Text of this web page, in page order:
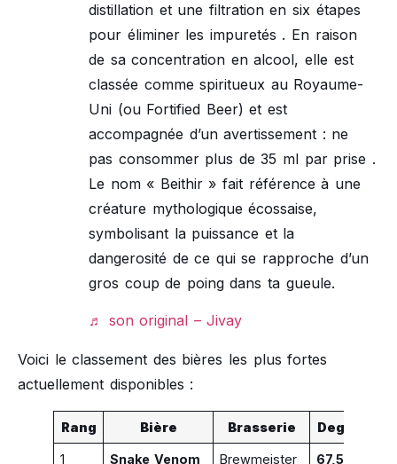
distillation et une filtration en six étapes
pour éliminer les impuretés . En raison
de sa concentration en alcool, elle est
classée comme spiritueux au Royaume-
Uni (ou Fortified Beer) et est
accompagnée d’un avertissement : ne
pas consommer plus de 35 ml par prise .
Le nom « Beithir » fait référence à une
créature mythologique écossaise,
symbolisant la puissance et la
dangerosité de ce qui se rapproche d’un
gros coup de poing dans ta gueule.
♬ son original – Jivay
Voici le classement des bières les plus fortes
actuellement disponibles :
Rang Bière Brasserie Degré
1 Snake Venom Brewmeister 67,5%